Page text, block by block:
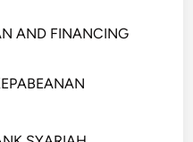
AND FINANCING